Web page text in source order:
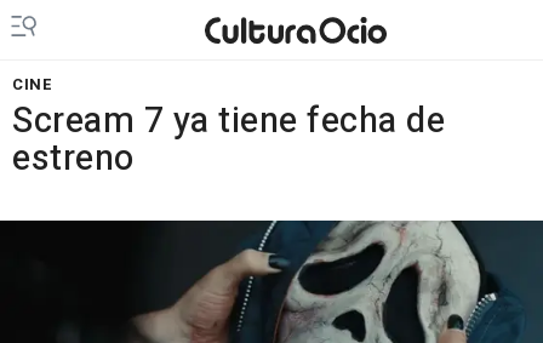
CINE
Scream 7 ya tiene fecha de
estreno